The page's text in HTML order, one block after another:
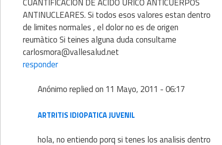
CUANTIFICACION DE ACIDO URICO ANTICUERPOS
ANTINUCLEARES. Si todos esos valores estan dentro
de limites normales , el dolor no es de origen
reumàtico Si teines alguna duda consultame
carlosmora@vallesalud.net
responder
Anónimoreplied on 11 Mayo, 2011 - 06:17
ARTRITIS IDIOPATICA JUVENIL
hola, no entiendo porq si tenes los analisis dentro